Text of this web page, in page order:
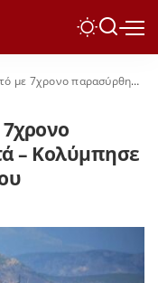
στα ανοιχτά – Κολύμπησε να το φτάσει ο πατέρας του
– Κολύμπησε